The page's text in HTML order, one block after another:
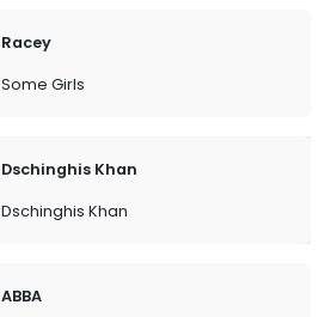
Racey
Some Girls
Dschinghis Khan
Dschinghis Khan
ABBA